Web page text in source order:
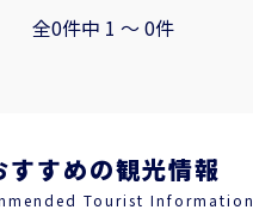
全0件中 1 〜 0件
すすめの観光情報
Tourist Information